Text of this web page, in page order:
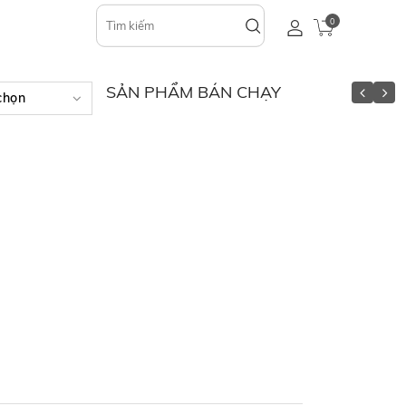
0
SẢN PHẨM BÁN CHẠY